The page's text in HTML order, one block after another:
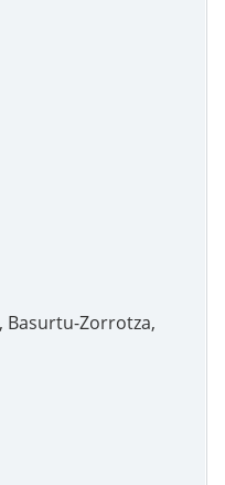
Basurtu-Zorrotza,